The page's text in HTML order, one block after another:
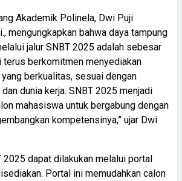
Akademik Polinela, Dwi Puji
mengungkapkan bahwa daya tampung
jalur SNBT 2025 adalah sebesar
terus berkomitmen menyediakan
berkualitas, sesuai dengan
dunia kerja. SNBT 2025 menjadi
mahasiswa untuk bergabung dengan
kompetensinya,” ujar Dwi
2025 dapat dilakukan melalui portal
Portal ini memudahkan calon